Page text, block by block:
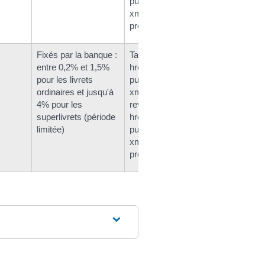
xml=F2329">aux
prélèvements sociaux</a>
Fixés par la banque :
entre 0,2% et 1,5%
pour les livrets
ordinaires et jusqu'à
4% pour les
superlivrets (période
limitée)
Taxation à <a
href="https://reville.fr/service-
public-pour-les-particuliers/?
xml=F2613">l'impôt sur le
revenu</a> et <a
href="https://reville.fr/service-
public-pour-les-particuliers/?
xml=F2329">aux
prélèvements sociaux</a>